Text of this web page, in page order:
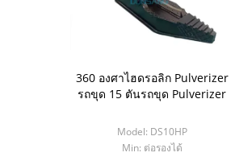
360 องศาไฮดรอลิก Pulverizer
รถขุด 15 ตันรถขุด Pulverizer
Model: DS10HP
Min: ต่อรองได้